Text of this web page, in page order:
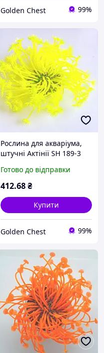
Golden Chest 99%
Рослина для акваріума,
штучні Актінії SH 189-3
Готово до відправки
412.68₴
Купити
Golden Chest 99%